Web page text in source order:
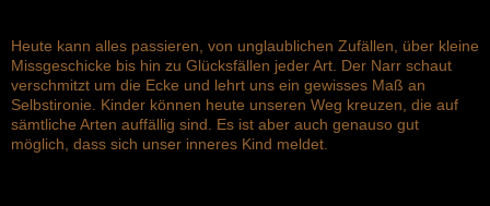
Heute kann alles passieren, von unglaublichen Zufällen, über kleine
Missgeschicke bis hin zu Glücksfällen jeder Art. Der Narr schaut
verschmitzt um die Ecke und lehrt uns ein gewisses Maß an
Selbstironie. Kinder können heute unseren Weg kreuzen, die auf
sämtliche Arten auffällig sind. Es ist aber auch genauso gut
möglich, dass sich unser inneres Kind meldet.